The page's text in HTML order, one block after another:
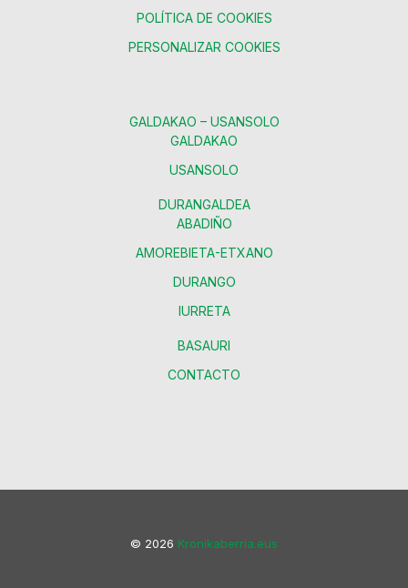
POLÍTICA DE COOKIES
PERSONALIZAR COOKIES
GALDAKAO – USANSOLO
GALDAKAO
USANSOLO
DURANGALDEA
ABADIÑO
AMOREBIETA-ETXANO
DURANGO
IURRETA
BASAURI
CONTACTO
© 2026 Kronikaberria.eus